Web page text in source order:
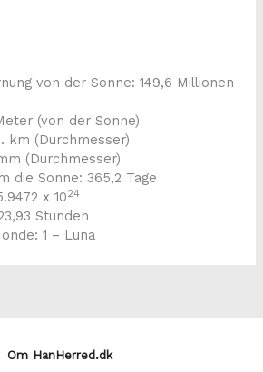
von der Sonne: 149,6 Millionen
(von der Sonne)
km (Durchmesser)
(Durchmesser)
die Sonne: 365,2 Tage
x 1024
Stunden
1 – Luna
Om HanHerred.dk